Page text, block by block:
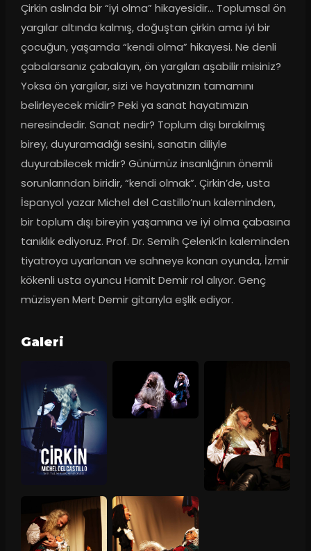
Çirkin aslında bir “iyi olma” hikayesidir... Toplumsal ön
yargılar altında kalmış, doğuştan çirkin ama iyi bir
çocuğun, yaşamda “kendi olma” hikayesi. Ne denli
çabalarsanız çabalayın, ön yargıları aşabilir misiniz?
Yoksa ön yargılar, sizi ve hayatınızın tamamını
belirleyecek midir? Peki ya sanat hayatımızın
neresindedir. Sanat nedir? Toplum dışı bırakılmış
birey, duyuramadığı sesini, sanatın diliyle
duyurabilecek midir? Günümüz insanlığının önemli
sorunlarından biridir, “kendi olmak”. Çirkin’de, usta
İspanyol yazar Michel del Castillo’nun kaleminden,
bir toplum dışı bireyin yaşamına ve iyi olma çabasına
tanıklık ediyoruz. Prof. Dr. Semih Çelenk’in kaleminden
tiyatroya uyarlanan ve sahneye konan oyunda, İzmir
kökenli usta oyuncu Hamit Demir rol alıyor. Genç
müzisyen Mert Demir gitarıyla eşlik ediyor.
Galeri